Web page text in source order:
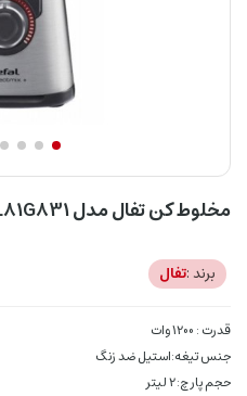
مخلوط کن تفال مدل BL81G831
برند :تفال
قدرت : 1200 وات
جنس تیغه:استیل ضد زنگ
حجم پارچ:2 لیتر